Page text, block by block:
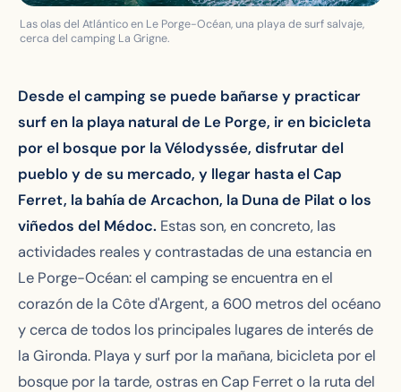
Las olas del Atlántico en Le Porge-Océan, una playa de surf salvaje,
cerca del camping La Grigne.
Desde el camping se puede bañarse y practicar
surf en la playa natural de Le Porge, ir en bicicleta
por el bosque por la Vélodyssée, disfrutar del
pueblo y de su mercado, y llegar hasta el Cap
Ferret, la bahía de Arcachon, la Duna de Pilat o los
viñedos del Médoc. Estas son, en concreto, las
actividades reales y contrastadas de una estancia en
Le Porge-Océan: el camping se encuentra en el
corazón de la Côte d'Argent, a 600 metros del océano
y cerca de todos los principales lugares de interés de
la Gironda. Playa y surf por la mañana, bicicleta por el
bosque por la tarde, ostras en Cap Ferret o la ruta del